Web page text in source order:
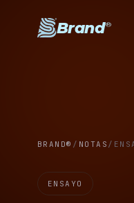
Brand®
BRAND® / NOTAS /
ENSAYO